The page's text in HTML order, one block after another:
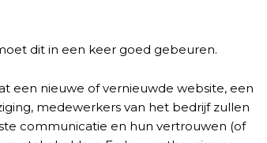
dit in een keer goed gebeuren.
een nieuwe of vernieuwde website, een
medewerkers van het bedrijf zullen
communicatie en hun vertrouwen (of